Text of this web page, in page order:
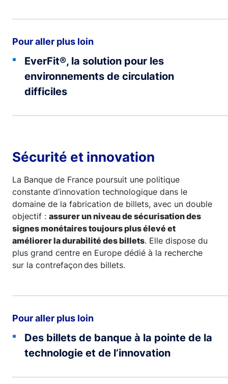
Pour aller plus loin
EverFit®, la solution pour les
environnements de circulation
difficiles
Sécurité et innovation
La Banque de France poursuit une politique
constante d’innovation technologique dans le
domaine de la fabrication de billets, avec un double
objectif : assurer un niveau de sécurisation des
signes monétaires toujours plus élevé et
améliorer la durabilité des billets. Elle dispose du
plus grand centre en Europe dédié à la recherche
sur la contrefaçondes billets.
Pour aller plus loin
Des billets de banque à la pointe de la
technologie et de l’innovation